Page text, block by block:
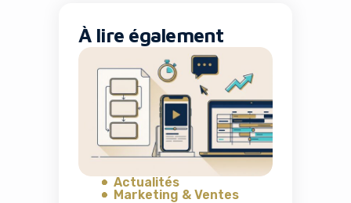
À lire également
Actualités
Marketing & Ventes